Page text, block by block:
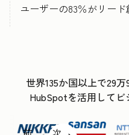
ユーザーの83％がリー
世界135か国以上で29
HubSpotを活用して